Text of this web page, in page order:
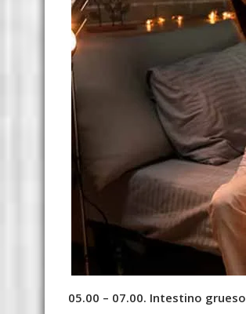
05.00 – 07.00. Intestino grueso